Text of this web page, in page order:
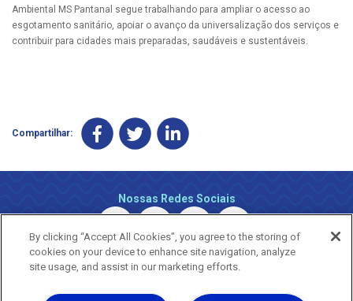
Ambiental MS Pantanal segue trabalhando para ampliar o acesso ao
esgotamento sanitário, apoiar o avanço da universalização dos serviços e
contribuir para cidades mais preparadas, saudáveis e sustentáveis.
Compartilhar:
Nossas Redes Sociais
By clicking “Accept All Cookies”, you agree to the storing of
cookies on your device to enhance site navigation, analyze
site usage, and assist in our marketing efforts.